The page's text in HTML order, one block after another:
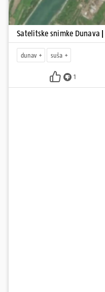
Satelitske snimke Dunava
dunav suša
1